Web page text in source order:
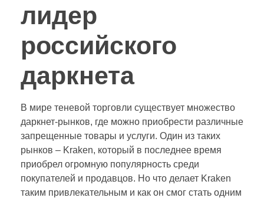
лидер
российского
даркнета
В мире теневой торговли существует множество
даркнет-рынков, где можно приобрести различные
запрещенные товары и услуги. Один из таких
рынков – Kraken, который в последнее время
приобрел огромную популярность среди
покупателей и продавцов. Но что делает Kraken
таким привлекательным и как он смог стать одним